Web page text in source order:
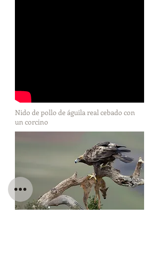
Nido de pollo de águila real cebado con
un corcino